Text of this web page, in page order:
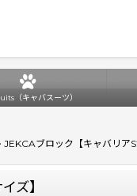
（キャバスーツ）
JEKCAブロック【キャバリアS
ズ】